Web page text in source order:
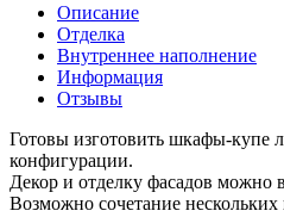
Описание
Отделка
Внутреннее наполнение
Информация
Отзывы
Готовы изготовить шкафы-купе
конфигурации.
Декор и отделку фасадов можно
Возможно сочетание